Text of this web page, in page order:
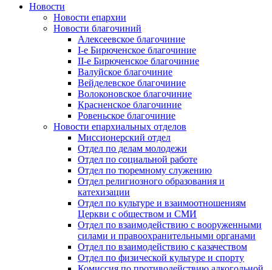
Новости
Новости епархии
Новости благочиний
Алексеевское благочиние
I-е Бирюченское благочиние
II-е Бирюченское благочиние
Валуйское благочиние
Вейделевское благочиние
Волоконовское благочиние
Красненское благочиние
Ровеньское благочиние
Новости епархиальных отделов
Миссионерский отдел
Отдел по делам молодежи
Отдел по социальной работе
Отдел по тюремному служению
Отдел религиозного образования и
катехизации
Отдел по культуре и взаимоотношениям
Церкви с обществом и СМИ
Отдел по взаимодействию с вооруженными
силами и правоохранительными органами
Отдел по взаимодействию с казачеством
Отдел по физической культуре и спорту